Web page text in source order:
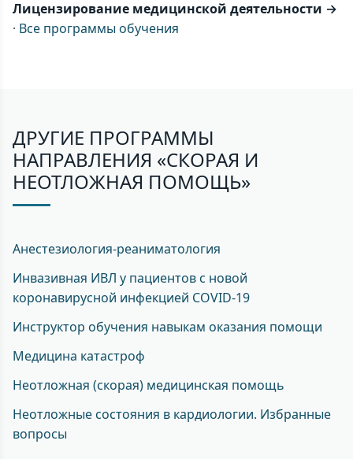
Лицензирование медицинской деятельности →
· Все программы обучения
ДРУГИЕ ПРОГРАММЫ
НАПРАВЛЕНИЯ «СКОРАЯ И
НЕОТЛОЖНАЯ ПОМОЩЬ»
Анестезиология-реаниматология
Инвазивная ИВЛ у пациентов с новой
коронавирусной инфекцией COVID-19
Инструктор обучения навыкам оказания помощи
Медицина катастроф
Неотложная (скорая) медицинская помощь
Неотложные состояния в кардиологии. Избранные
вопросы